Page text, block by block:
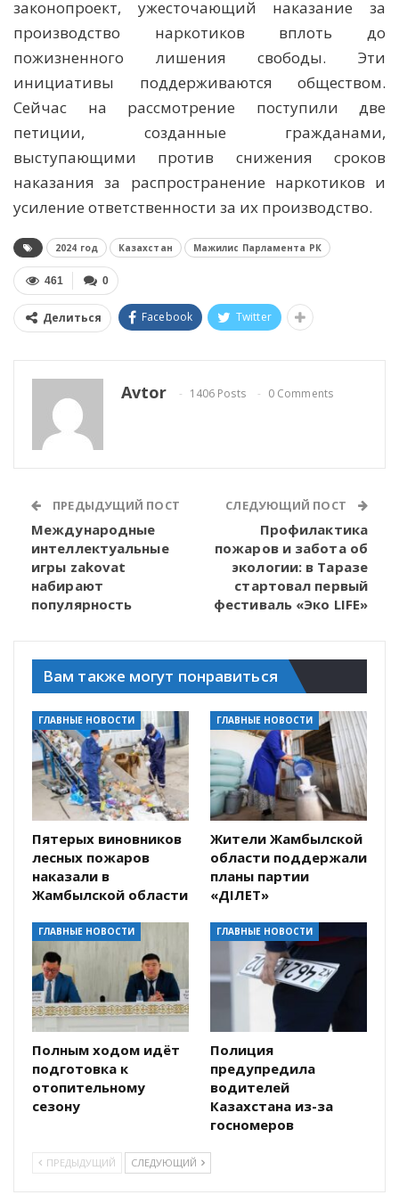
законопроект, ужесточающий наказание за
производство наркотиков вплоть до
пожизненного лишения свободы. Эти
инициативы поддерживаются обществом.
Сейчас на рассмотрение поступили две
петиции, созданные гражданами,
выступающими против снижения сроков
наказания за распространение наркотиков и
усиление ответственности за их производство.
2024 год Казахстан Мажилис Парламента РК
0
461
Делиться Facebook Twitter
Avtor 1406 Posts 0 Comments
ПРЕДЫДУЩИЙ ПОСТ
Международные
интеллектуальные
игры zakovat
набирают
популярность
СЛЕДУЮЩИЙ ПОСТ
Профилактика
пожаров и забота об
экологии: в Таразе
стартовал первый
фестиваль «Эко LIFE»
Вам также могут понравиться
ГЛАВНЫЕ НОВОСТИ
Пятерых виновников
лесных пожаров
наказали в
Жамбылской области
ГЛАВНЫЕ НОВОСТИ
Жители Жамбылской
области поддержали
планы партии
«ӘДІЛЕТ»
ГЛАВНЫЕ НОВОСТИ
Полным ходом идёт
подготовка к
отопительному
сезону
ГЛАВНЫЕ НОВОСТИ
Полиция
предупредила
водителей
Казахстана из-за
госномеров
ПРЕДЫДУЩИЙ СЛЕДУЮЩИЙ